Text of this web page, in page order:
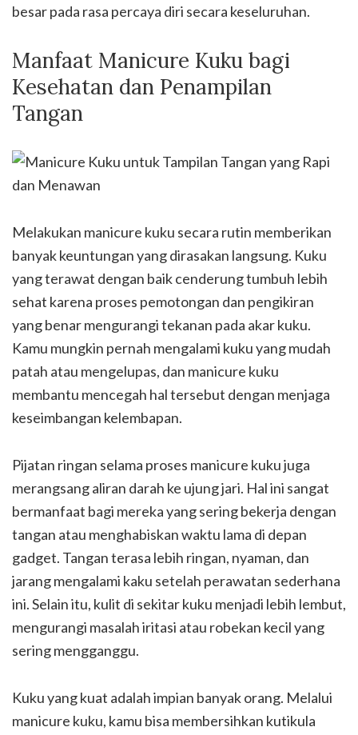
besar pada rasa percaya diri secara keseluruhan.
Manfaat Manicure Kuku bagi
Kesehatan dan Penampilan
Tangan
Melakukan manicure kuku secara rutin memberikan
banyak keuntungan yang dirasakan langsung. Kuku
yang terawat dengan baik cenderung tumbuh lebih
sehat karena proses pemotongan dan pengikiran
yang benar mengurangi tekanan pada akar kuku.
Kamu mungkin pernah mengalami kuku yang mudah
patah atau mengelupas, dan manicure kuku
membantu mencegah hal tersebut dengan menjaga
keseimbangan kelembapan.
Pijatan ringan selama proses manicure kuku juga
merangsang aliran darah ke ujung jari. Hal ini sangat
bermanfaat bagi mereka yang sering bekerja dengan
tangan atau menghabiskan waktu lama di depan
gadget. Tangan terasa lebih ringan, nyaman, dan
jarang mengalami kaku setelah perawatan sederhana
ini. Selain itu, kulit di sekitar kuku menjadi lebih lembut,
mengurangi masalah iritasi atau robekan kecil yang
sering mengganggu.
Kuku yang kuat adalah impian banyak orang. Melalui
manicure kuku, kamu bisa membersihkan kutikula